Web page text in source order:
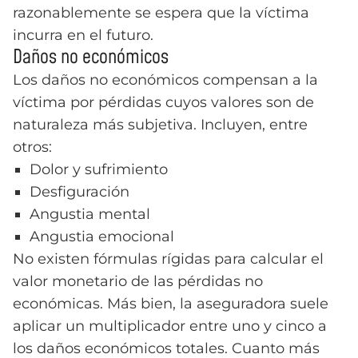
razonablemente se espera que la víctima
incurra en el futuro.
Daños no económicos
Los daños no económicos compensan a la
víctima por pérdidas cuyos valores son de
naturaleza más subjetiva. Incluyen, entre
otros:
Dolor y sufrimiento
Desfiguración
Angustia mental
Angustia emocional
No existen fórmulas rígidas para calcular el
valor monetario de las pérdidas no
económicas. Más bien, la aseguradora suele
aplicar un multiplicador entre uno y cinco a
los daños económicos totales. Cuanto más